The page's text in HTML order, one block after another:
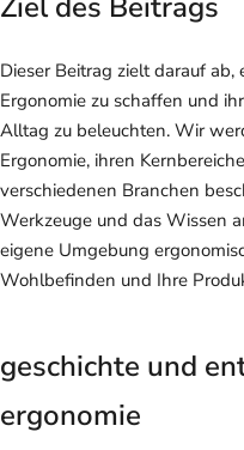
Dieser Beitrag zielt darauf
Ergonomie zu schaffen und
Alltag zu beleuchten. Wir
Ergonomie, ihren
verschiedenen Branchen
Werkzeuge und das Wissen
eigene Umgebung
Wohlbefinden und Ihre
geschichte und
ergonomie